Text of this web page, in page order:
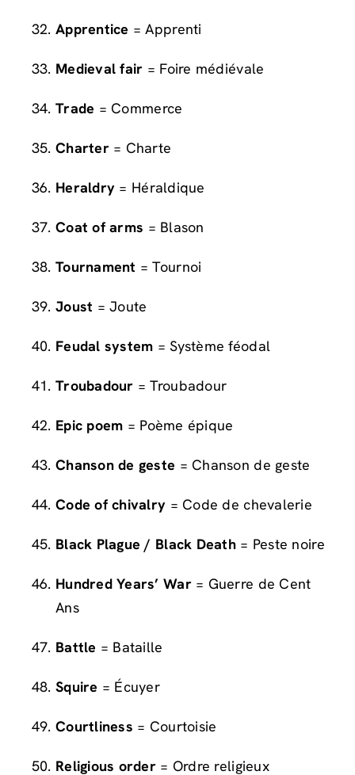
Apprentice = Apprenti
Medieval fair = Foire médiévale
Trade = Commerce
Charter= Charte
Heraldry = Héraldique
Coat of arms = Blason
Tournament = Tournoi
Joust = Joute
Feudal system = Système féodal
Troubadour = Troubadour
Epic poem = Poème épique
Chanson de geste = Chanson de geste
Code of chivalry = Code de chevalerie
Black Plague / Black Death = Peste noire
Hundred Years’ War= Guerre de Cent
Ans
Battle = Bataille
Squire = Écuyer
Courtliness = Courtoisie
Religious order = Ordre religieux